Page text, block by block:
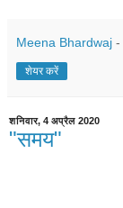
Meena Bhardwaj -
शेयर करें
शनिवार, 4 अप्रैल 2020
"समय"